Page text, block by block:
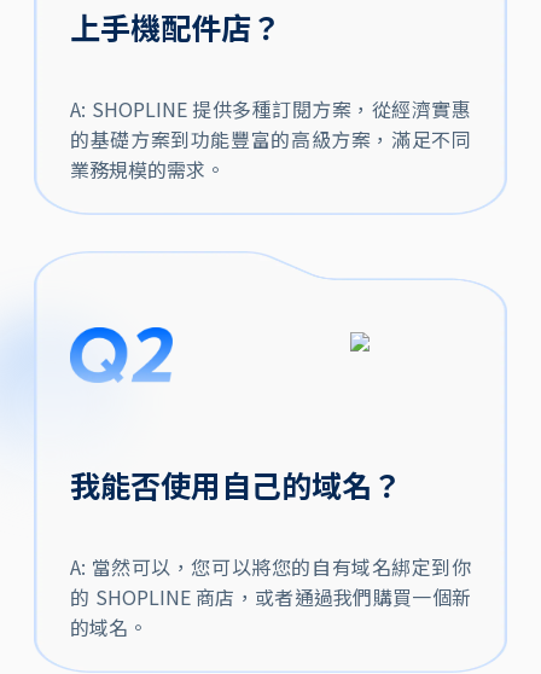
上手機配件店？
A: SHOPLINE 提供多種訂閱方案，從經濟實惠
的基礎方案到功能豐富的高級方案，滿足不同
業務規模的需求。
我能否使用自己的域名？
A: 當然可以，您可以將您的自有域名綁定到你
的 SHOPLINE 商店，或者通過我們購買一個新
的域名。